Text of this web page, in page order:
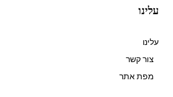
עלינו
עלינו
צור קשר
מפת אתר